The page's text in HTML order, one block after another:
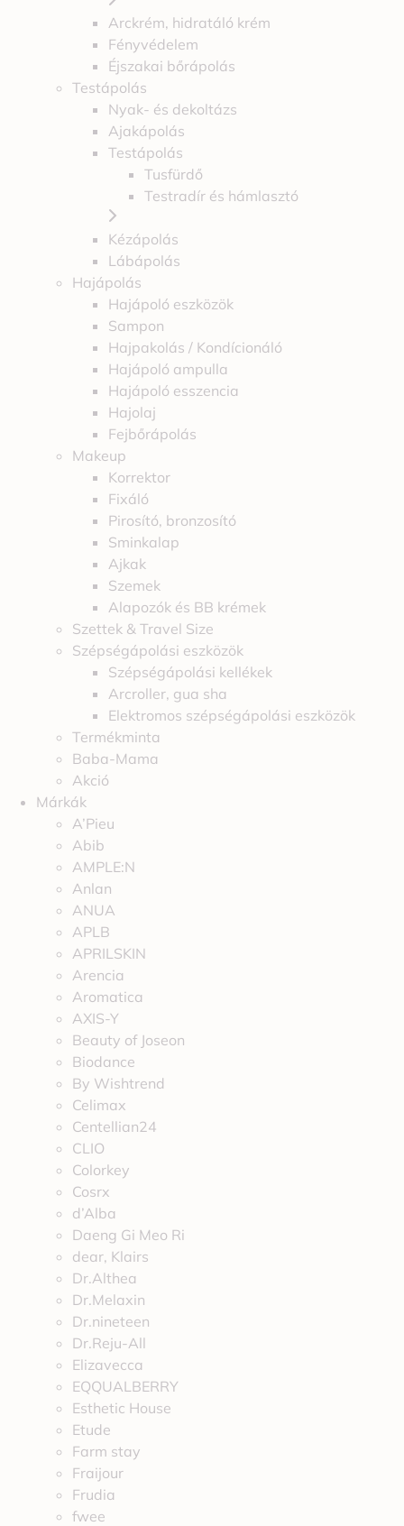
Arckrém, hidratáló krém
Fényvédelem
Éjszakai bőrápolás
Testápolás
Nyak- és dekoltázs
Ajakápolás
Testápolás
Tusfürdő
Testradír és hámlasztó
Kézápolás
Lábápolás
Hajápolás
Hajápoló eszközök
Sampon
Hajpakolás / Kondícionáló
Hajápoló ampulla
Hajápoló esszencia
Hajolaj
Fejbőrápolás
Makeup
Korrektor
Fixáló
Pirosító, bronzosító
Sminkalap
Ajkak
Szemek
Alapozók és BB krémek
Szettek & Travel Size
Szépségápolási eszközök
Szépségápolási kellékek
Arcroller, gua sha
Elektromos szépségápolási eszközök
Termékminta
Baba-Mama
Akció
Márkák
A’Pieu
Abib
AMPLE:N
Anlan
ANUA
APLB
APRILSKIN
Arencia
Aromatica
AXIS-Y
Beauty of Joseon
Biodance
By Wishtrend
Celimax
Centellian24
CLIO
Colorkey
Cosrx
d’Alba
Daeng Gi Meo Ri
dear, Klairs
Dr.Althea
Dr.Melaxin
Dr.nineteen
Dr.Reju-All
Elizavecca
EQQUALBERRY
Esthetic House
Etude
Farm stay
Fraijour
Frudia
fwee